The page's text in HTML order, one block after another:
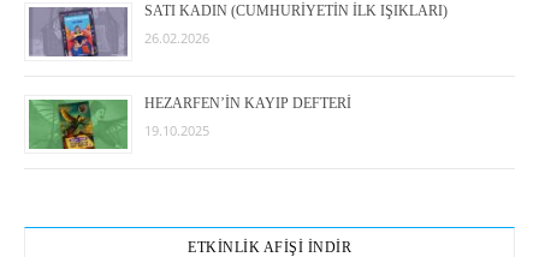
SATI KADIN (CUMHURİYETİN İLK IŞIKLARI)
26.02.2026
HEZARFEN’İN KAYIP DEFTERİ
19.10.2025
ETKİNLİK AFİŞİ İNDİR